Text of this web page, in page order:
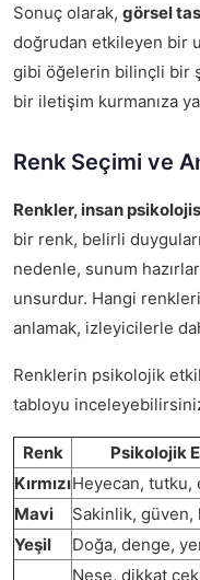
Sonuç olarak, görsel
doğrudan etkileyen bir
gibi öğelerin bilinçli bir
bir iletişim kurmanıza
Renk Seçimi ve
Renkler, insan
bir renk, belirli
nedenle, sunum
unsurdur. Hangi
anlamak, izleyicilerle
Renklerin psikolojik
tabloyu
Renk Psikolojik
KırmızıHeyecan, tutku,
Mavi
Sakinlik, güven,
Yeşil
Doğa, denge,
Neşe, dikkat